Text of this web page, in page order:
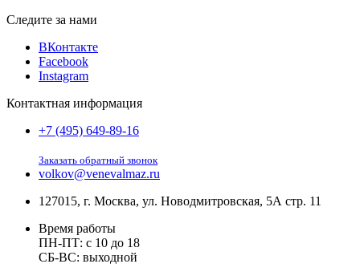
Следите за нами
ВКонтакте
Facebook
Instagram
Контактная информация
+7 (495) 649-89-16
Заказать обратный звонок
volkov@venevalmaz.ru
127015, г. Москва, ул. Новодмитровская, 5А стр. 11
Время работы
ПН-ПТ: с 10 до 18
СБ-ВС: выходной